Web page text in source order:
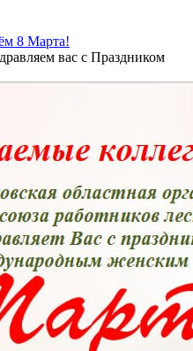
8 Марта!
вас с Праздником